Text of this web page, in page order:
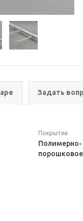
Задать
Покрытие
Полимерно-
порошковое